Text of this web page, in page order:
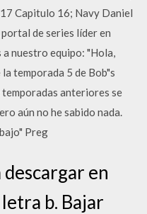
Capitulo 16; Navy Daniel
portal de series líder en
nuestro equipo: "Hola,
temporada 5 de Bob"s
anteriores se
aún no he sabido nada.
Preg
descargar en
b. Bajar